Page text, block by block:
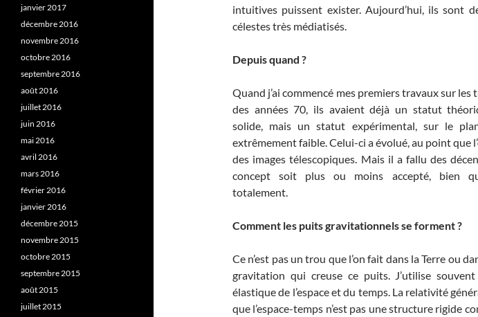
intuitives puissent exister. Aujourd’hui, ils sont
célestes très médiatisés.
Depuis quand ?
Quand j’ai commencé mes premiers travaux sur les
des années 70, ils avaient déjà un statut
solide, mais un statut expérimental, sur le
extrêmement faible. Celui-ci a évolué, au point que
des images télescopiques. Mais il a fallu des
concept soit plus ou moins accepté, bien
totalement.
Comment les puits gravitationnels se forment ?
Ce n’est pas un trou que l’on fait dans la Terre ou
gravitation qui creuse ce puits. J’utilise
élastique de l’espace et du temps. La relativité
que l’espace-temps n’est pas une structure rigide
janvier 2017
décembre 2016
novembre 2016
octobre 2016
septembre 2016
août 2016
juillet 2016
juin 2016
mai 2016
avril 2016
mars 2016
février 2016
janvier 2016
décembre 2015
novembre 2015
octobre 2015
septembre 2015
août 2015
juillet 2015